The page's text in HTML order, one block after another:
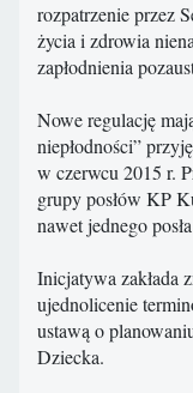
rozpatrzenie przez
życia i zdrowia
zapłodnienia
Nowe regulację
niepłodności”
w czerwcu 2015 r.
grupy posłów KP
nawet jednego
Inicjatywa zakłada
ujednolicenie
ustawą o
Dziecka.